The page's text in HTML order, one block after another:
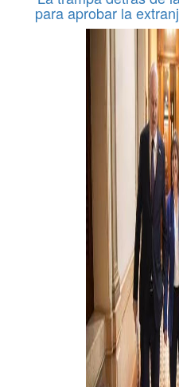
para aprobar la